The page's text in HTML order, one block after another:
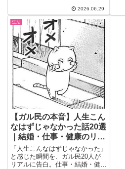
2026.06.29
生活
【ガル民の本音】人生こん
なはずじゃなかった話20選
｜結婚・仕事・健康のリア
ルな告白
「人生こんなはずじゃなかった」
と感じた瞬間を、ガル民20人が
リアルに告白。仕事・結婚・健